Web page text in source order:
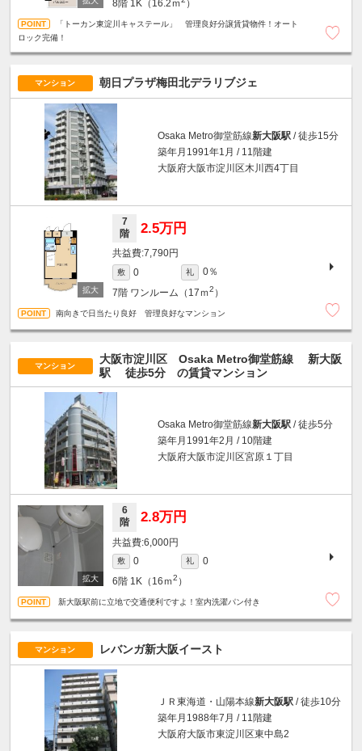
8階 1K（16.2ｍ ）
「トーカン東淀川キャステール」 管理良好分譲賃貸物件！オート
ロック完備！
マンション 朝日プラザ梅田北デラリブジェ
Osaka Metro御堂筋線新大阪駅 / 徒歩15分
築年月1991年1月 / 11階建
大阪府大阪市淀川区木川西4丁目
7
階
2.5万円
7,790円
敷 0 礼
0％
7階 ワンルーム（17ｍ2 ）
南向きで日当たり良好 管理良好なマンション
マンション
大阪市淀川区 Osaka Metro御堂筋線
新大阪
駅
徒歩5分 の賃貸マンション
Osaka Metro御堂筋線新大阪駅 / 徒歩5分
築年月1991年2月 / 10階建
大阪府大阪市淀川区宮原１丁目
6
階
2.8万円
6,000円
敷 0 礼
0
6階 1K（16ｍ2 ）
新大阪駅前に立地で交通便利ですよ！室内洗濯パン付き
マンション レバンガ新大阪イースト
ＪＲ東海道・山陽本線新大阪駅 / 徒歩10分
築年月1988年7月 / 11階建
大阪府大阪市東淀川区東中島2